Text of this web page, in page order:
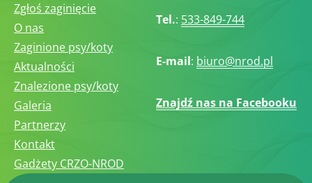
Zgłoś zaginięcie
O nas
Zaginione psy/koty
Aktualności
Znalezione psy/koty
Galeria
Partnerzy
Kontakt
Gadżety CRZO-NROD
Tel.: 533-849-744
E-mail: biuro@nrod.pl
Znajdź nas na Facebooku